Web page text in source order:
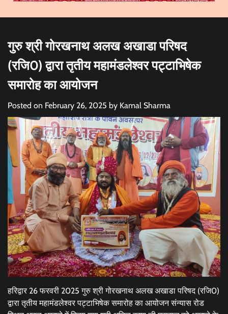
गुरु श्री गोरखनाथ अलख अखाडा परिषद
(रजि0) द्वारा तृतीय महामंडलेश्वर पट्टाभिषेक
समारोह का आयोजन
Posted on February 26, 2025 by Kamal Sharma
हरिद्वार 26 फरवरी 2025 गुरु श्री गोरखनाथ अलख अखाडा परिषद (रजि0)
द्वारा तृतीय महामंडलेश्वर पट्टाभिषेक समारोह का आयोजन संन्यास रोड